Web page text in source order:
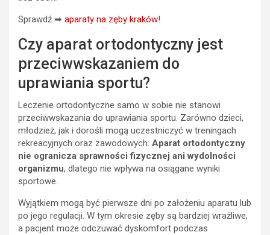
Sprawdź ➡ aparaty na zęby kraków!
Czy aparat ortodontyczny jest
przeciwwskazaniem do
uprawiania sportu?
Leczenie ortodontyczne samo w sobie nie stanowi
przeciwwskazania do uprawiania sportu. Zarówno dzieci,
młodzież, jak i dorośli mogą uczestniczyć w treningach
rekreacyjnych oraz zawodowych. Aparat ortodontyczny
nie ogranicza sprawności fizycznej ani wydolności
organizmu, dlatego nie wpływa na osiągane wyniki
sportowe.
Wyjątkiem mogą być pierwsze dni po założeniu aparatu lub
po jego regulacji. W tym okresie zęby są bardziej wrażliwe,
a pacjent może odczuwać dyskomfort podczas